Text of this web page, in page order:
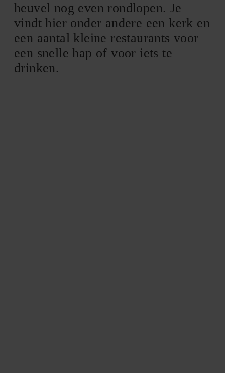
heuvel nog even rondlopen. Je
vindt hier onder andere een kerk en
een aantal kleine restaurants voor
een snelle hap of voor iets te
drinken.